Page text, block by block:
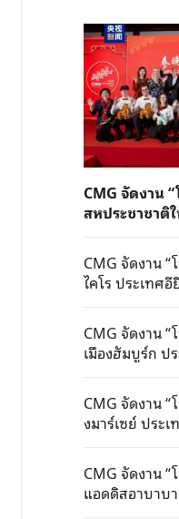
CMG จัดงาน
สหประชาชาติ
CMG จัดงาน
ไคโร ประเทศ
CMG จัดงาน
เมืองฮัมบูร์ก ป
CMG จัดงาน “
งมาร์เซย์ ประเ
CMG จัดงาน
แอดดิสอาบาบ